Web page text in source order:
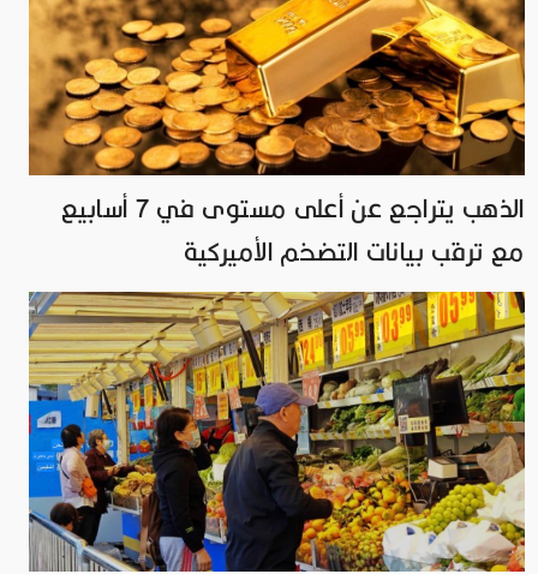
الذهب يتراجع عن أعلى مستوى في 7 أسابيع
مع ترقب بيانات التضخم الأميركية